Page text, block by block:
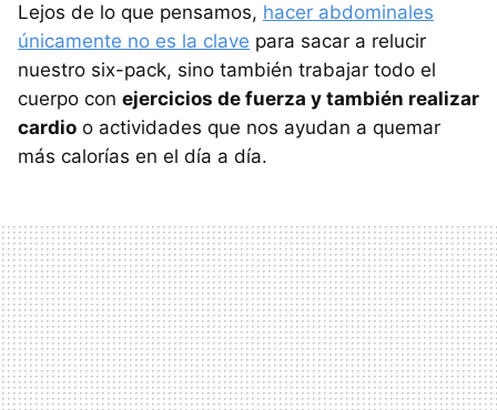
Lejos de lo que pensamos, hacer abdominales
únicamente no es la clave para sacar a relucir
nuestro six-pack, sino también trabajar todo el
cuerpo con ejercicios de fuerza y también realizar
cardio o actividades que nos ayudan a quemar
más calorías en el día a día.